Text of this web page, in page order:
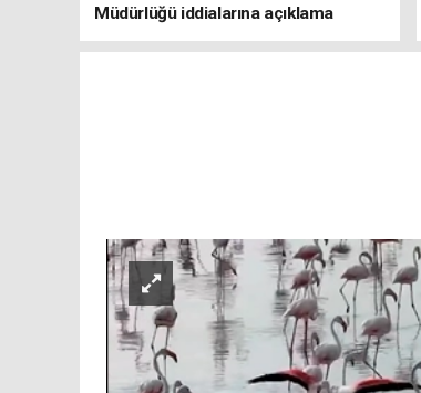
Müdürlüğü iddialarına açıklama